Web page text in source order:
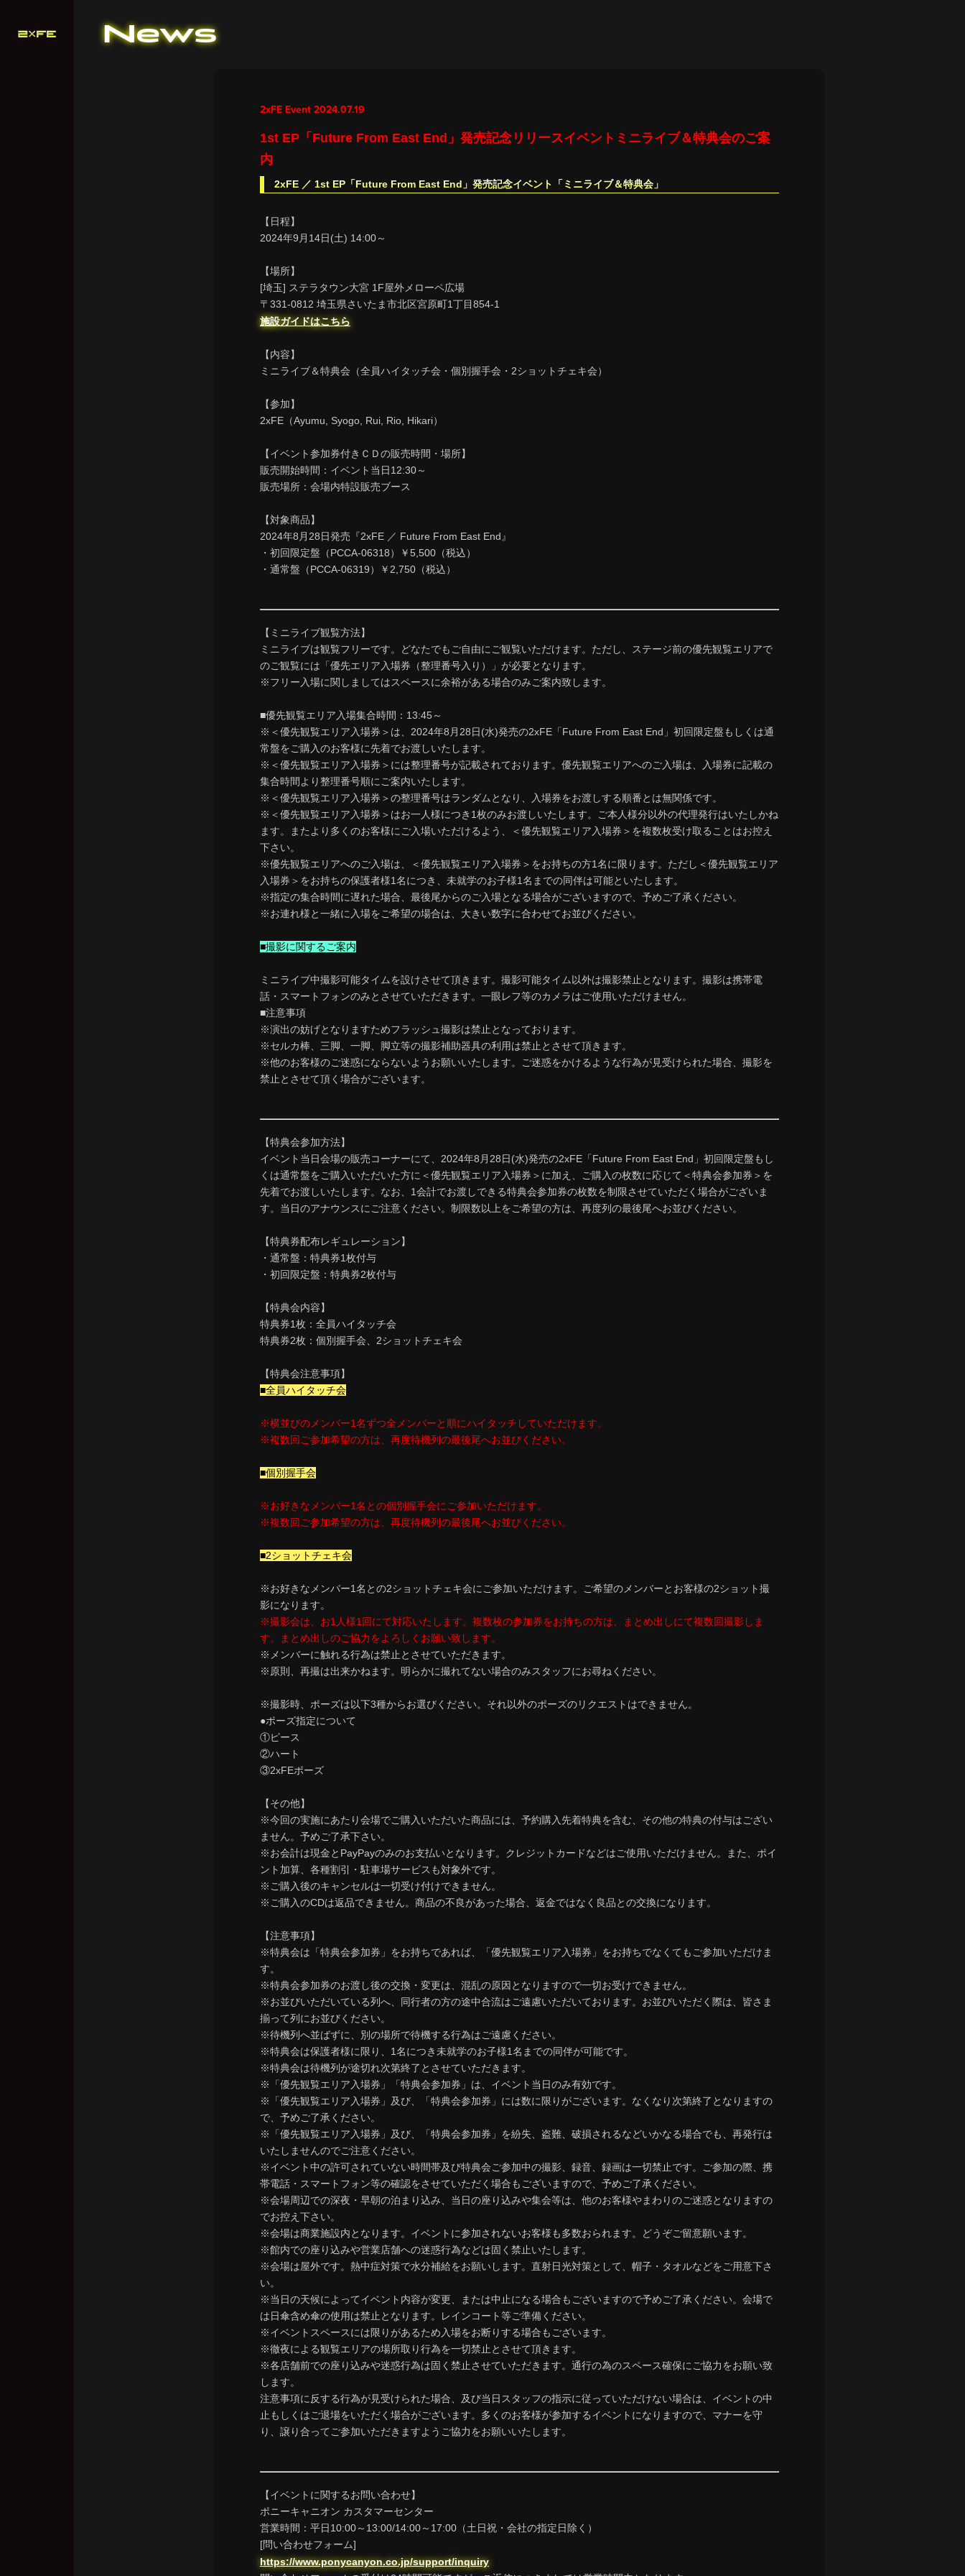
News
2xFE Event 2024.07.19
1st EP「Future From East End」発売記念リリースイベントミニライブ＆特典会のご案
内
2xFE ／ 1st EP「Future From East End」発売記念イベント「ミニライブ＆特典会」
【日程】
2024年9月14日(土) 14:00～
【場所】
[埼玉] ステラタウン大宮 1F屋外メローペ広場
〒331-0812 埼玉県さいたま市北区宮原町1丁目854-1
施設ガイドはこちら
【内容】
ミニライブ＆特典会（全員ハイタッチ会・個別握手会・2ショットチェキ会）
【参加】
2xFE（Ayumu, Syogo, Rui, Rio, Hikari）
【イベント参加券付きＣＤの販売時間・場所】
販売開始時間：イベント当日12:30～
販売場所：会場内特設販売ブース
【対象商品】
2024年8月28日発売『2xFE ／ Future From East End』
・初回限定盤（PCCA-06318）￥5,500（税込）
・通常盤（PCCA-06319）￥2,750（税込）
【ミニライブ観覧方法】
ミニライブは観覧フリーです。どなたでもご自由にご観覧いただけます。ただし、ステージ前の優先観覧エリアで
のご観覧には「優先エリア入場券（整理番号入り）」が必要となります。
※フリー入場に関しましてはスペースに余裕がある場合のみご案内致します。
■優先観覧エリア入場集合時間：13:45～
※＜優先観覧エリア入場券＞は、2024年8月28日(水)発売の2xFE「Future From East End」初回限定盤もしくは通
常盤をご購入のお客様に先着でお渡しいたします。
※＜優先観覧エリア入場券＞には整理番号が記載されております。優先観覧エリアへのご入場は、入場券に記載の
集合時間より整理番号順にご案内いたします。
※＜優先観覧エリア入場券＞の整理番号はランダムとなり、入場券をお渡しする順番とは無関係です。
※＜優先観覧エリア入場券＞はお一人様につき1枚のみお渡しいたします。ご本人様分以外の代理発行はいたしかね
ます。またより多くのお客様にご入場いただけるよう、＜優先観覧エリア入場券＞を複数枚受け取ることはお控え
下さい。
※優先観覧エリアへのご入場は、＜優先観覧エリア入場券＞をお持ちの方1名に限ります。ただし＜優先観覧エリア
入場券＞をお持ちの保護者様1名につき、未就学のお子様1名までの同伴は可能といたします。
※指定の集合時間に遅れた場合、最後尾からのご入場となる場合がございますので、予めご了承ください。
※お連れ様と一緒に入場をご希望の場合は、大きい数字に合わせてお並びください。
■撮影に関するご案内
ミニライブ中撮影可能タイムを設けさせて頂きます。撮影可能タイム以外は撮影禁止となります。撮影は携帯電
話・スマートフォンのみとさせていただきます。一眼レフ等のカメラはご使用いただけません。
■注意事項
※演出の妨げとなりますためフラッシュ撮影は禁止となっております。
※セルカ棒、三脚、一脚、脚立等の撮影補助器具の利用は禁止とさせて頂きます。
※他のお客様のご迷惑にならないようお願いいたします。ご迷惑をかけるような行為が見受けられた場合、撮影を
禁止とさせて頂く場合がございます。
【特典会参加方法】
イベント当日会場の販売コーナーにて、2024年8月28日(水)発売の2xFE「Future From East End」初回限定盤もし
くは通常盤をご購入いただいた方に＜優先観覧エリア入場券＞に加え、ご購入の枚数に応じて＜特典会参加券＞を
先着でお渡しいたします。なお、1会計でお渡しできる特典会参加券の枚数を制限させていただく場合がございま
す。当日のアナウンスにご注意ください。制限数以上をご希望の方は、再度列の最後尾へお並びください。
【特典券配布レギュレーション】
・通常盤：特典券1枚付与
・初回限定盤：特典券2枚付与
【特典会内容】
特典券1枚：全員ハイタッチ会
特典券2枚：個別握手会、2ショットチェキ会
【特典会注意事項】
■全員ハイタッチ会
※横並びのメンバー1名ずつ全メンバーと順にハイタッチしていただけます。
※複数回ご参加希望の方は、再度待機列の最後尾へお並びください。
■個別握手会
※お好きなメンバー1名との個別握手会にご参加いただけます。
※複数回ご参加希望の方は、再度待機列の最後尾へお並びください。
■2ショットチェキ会
※お好きなメンバー1名との2ショットチェキ会にご参加いただけます。ご希望のメンバーとお客様の2ショット撮
影になります。
※撮影会は、お1人様1回にて対応いたします。複数枚の参加券をお持ちの方は、まとめ出しにて複数回撮影しま
す。まとめ出しのご協力をよろしくお願い致します。
※メンバーに触れる行為は禁止とさせていただきます。
※原則、再撮は出来かねます。明らかに撮れてない場合のみスタッフにお尋ねください。
※撮影時、ポーズは以下3種からお選びください。それ以外のポーズのリクエストはできません。
●ポーズ指定について
①ピース
②ハート
③2xFEポーズ
【その他】
※今回の実施にあたり会場でご購入いただいた商品には、予約購入先着特典を含む、その他の特典の付与はござい
ません。予めご了承下さい。
※お会計は現金とPayPayのみのお支払いとなります。クレジットカードなどはご使用いただけません。また、ポイ
ント加算、各種割引・駐車場サービスも対象外です。
※ご購入後のキャンセルは一切受け付けできません。
※ご購入のCDは返品できません。商品の不良があった場合、返金ではなく良品との交換になります。
【注意事項】
※特典会は「特典会参加券」をお持ちであれば、「優先観覧エリア入場券」をお持ちでなくてもご参加いただけま
す。
※特典会参加券のお渡し後の交換・変更は、混乱の原因となりますので一切お受けできません。
※お並びいただいている列へ、同行者の方の途中合流はご遠慮いただいております。お並びいただく際は、皆さま
揃って列にお並びください。
※待機列へ並ばずに、別の場所で待機する行為はご遠慮ください。
※特典会は保護者様に限り、1名につき未就学のお子様1名までの同伴が可能です。
※特典会は待機列が途切れ次第終了とさせていただきます。
※「優先観覧エリア入場券」「特典会参加券」は、イベント当日のみ有効です。
※「優先観覧エリア入場券」及び、「特典会参加券」には数に限りがございます。なくなり次第終了となりますの
で、予めご了承ください。
※「優先観覧エリア入場券」及び、「特典会参加券」を紛失、盗難、破損されるなどいかなる場合でも、再発行は
いたしませんのでご注意ください。
※イベント中の許可されていない時間帯及び特典会ご参加中の撮影、録音、録画は一切禁止です。ご参加の際、携
帯電話・スマートフォン等の確認をさせていただく場合もございますので、予めご了承ください。
※会場周辺での深夜・早朝の泊まり込み、当日の座り込みや集会等は、他のお客様やまわりのご迷惑となりますの
でお控え下さい。
※会場は商業施設内となります。イベントに参加されないお客様も多数おられます。どうぞご留意願います。
※館内での座り込みや営業店舗への迷惑行為などは固く禁止いたします。
※会場は屋外です。熱中症対策で水分補給をお願いします。直射日光対策として、帽子・タオルなどをご用意下さ
い。
※当日の天候によってイベント内容が変更、または中止になる場合もございますので予めご了承ください。会場で
は日傘含め傘の使用は禁止となります。レインコート等ご準備ください。
※イベントスペースには限りがあるため入場をお断りする場合もございます。
※徹夜による観覧エリアの場所取り行為を一切禁止とさせて頂きます。
※各店舗前での座り込みや迷惑行為は固く禁止させていただきます。通行の為のスペース確保にご協力をお願い致
します。
注意事項に反する行為が見受けられた場合、及び当日スタッフの指示に従っていただけない場合は、イベントの中
止もしくはご退場をいただく場合がございます。多くのお客様が参加するイベントになりますので、マナーを守
り、譲り合ってご参加いただきますようご協力をお願いいたします。
【イベントに関するお問い合わせ】
ポニーキャニオン カスタマーセンター
営業時間：平日10:00～13:00/14:00～17:00（土日祝・会社の指定日除く）
[問い合わせフォーム]
https://www.ponycanyon.co.jp/support/inquiry